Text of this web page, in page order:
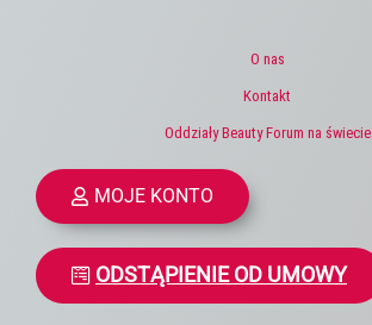
O nas
Kontakt
Oddziały Beauty Forum na świecie
MOJE KONTO
ODSTĄPIENIE OD UMOWY